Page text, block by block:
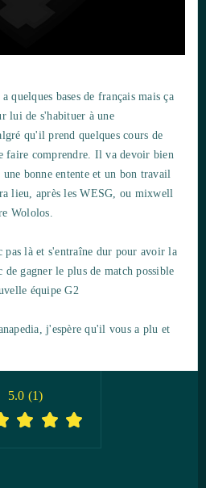
quelques bases de français mais ça
lui de s'habituer à une
qu'il prend quelques cours de
faire comprendre. Il va devoir bien
bonne entente et un bon travail
lieu, après les WESG, ou mixwell
Wololos.
pas là et s'entraîne dur pour avoir la
gagner le plus de match possible
équipe G2
j'espère qu'il vous a plu et
5.0 (1)